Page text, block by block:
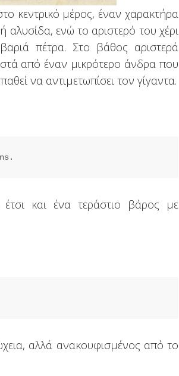
κεντρικό μέρος, έναν χαρακτήρα
αλυσίδα, ενώ το αριστερό του χέρι
πέτρα. Στο βάθος αριστερά
από έναν μικρότερο άνδρα που
να αντιμετωπίσει τον γίγαντα.
και ένα τεράστιο βάρος με
αλλά ανακουφισμένος από το